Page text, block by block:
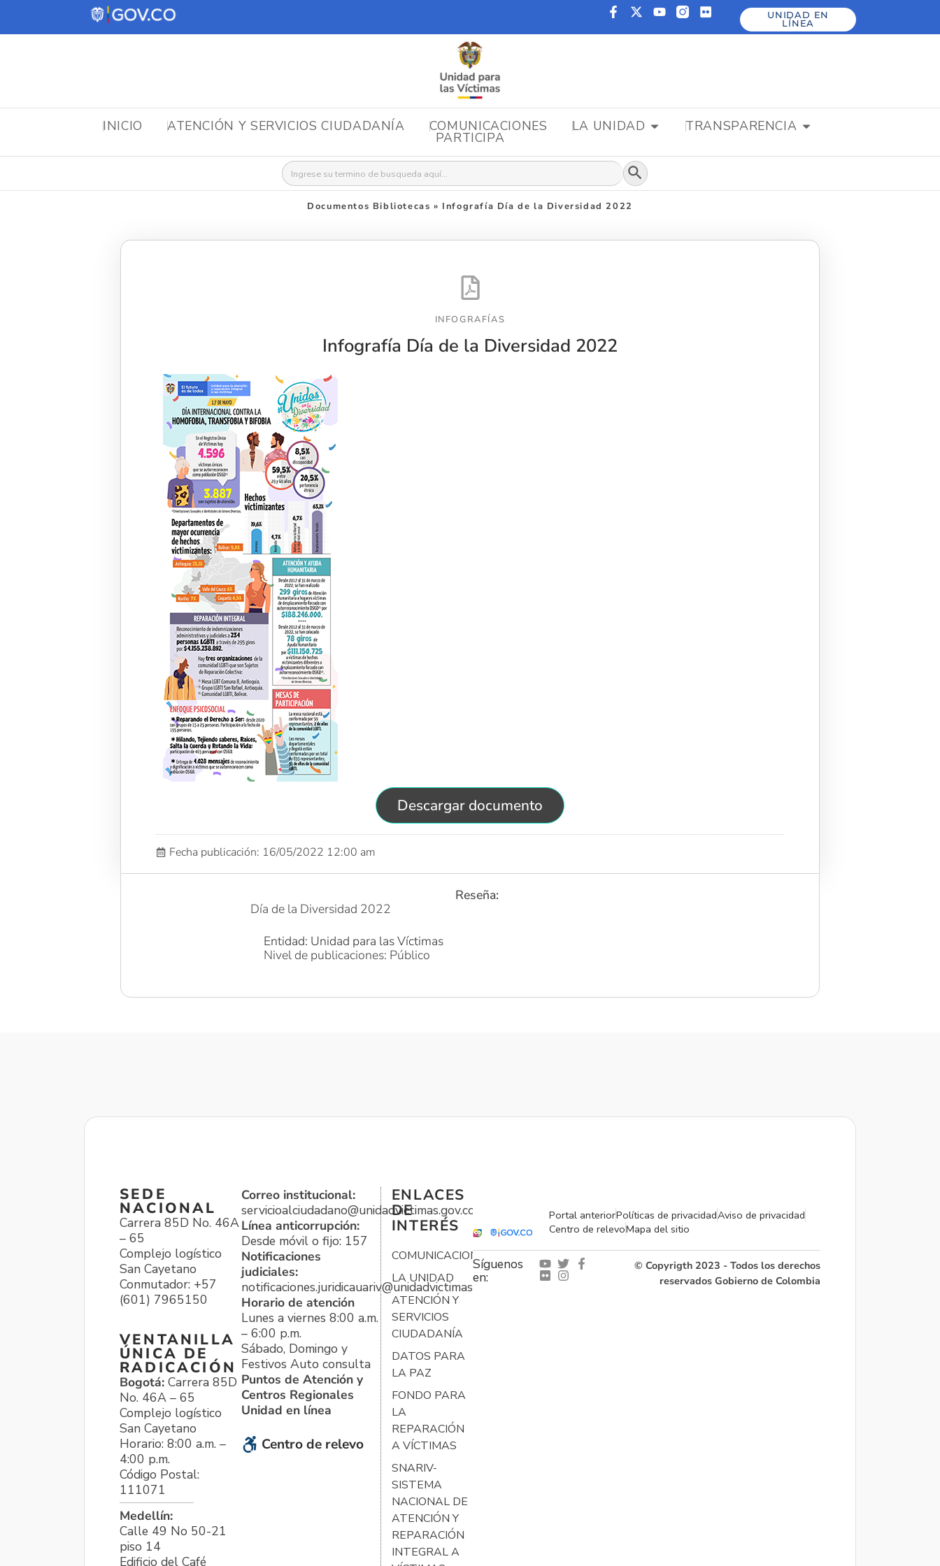
UNIDAD EN
LÍNEA
INICIO ATENCIÓN Y SERVICIOS CIUDADANÍA COMUNICACIONES LA UNIDAD TRANSPARENCIA
PARTICIPA
Buscar: Botón de búsqueda
Documentos Bibliotecas » Infografía Día de la Diversidad 2022
INFOGRAFÍAS
Infografía Día de la Diversidad 2022
Descargar documento
Fecha publicación: 16/05/2022 12:00 am
Reseña:
Día de la Diversidad 2022
Entidad: Unidad para las Víctimas
Nivel de publicaciones: Público
SEDE
NACIONAL
Carrera 85D No. 46A
– 65
Complejo logístico
San Cayetano
Conmutador: +57
(601) 7965150
VENTANILLA
ÚNICA DE
RADICACIÓN
Bogotá: Carrera 85D
No. 46A – 65
Complejo logístico
San Cayetano
Horario: 8:00 a.m. –
4:00 p.m.
Código Postal:
111071
Medellín:
Calle 49 No 50-21
piso 14
Edificio del Café
Correo institucional:
servicioalciudadano@unidadvictimas.gov.co
Línea anticorrupción:
Desde móvil o fijo: 157
Notificaciones
judiciales:
notificaciones.juridicauariv@unidadvictimas.gov.co
Horario de atención
Lunes a viernes 8:00 a.m.
– 6:00 p.m.
Sábado, Domingo y
Festivos Auto consulta
Puntos de Atención y
Centros Regionales
Unidad en línea
Centro de relevo
ENLACES
DE
INTERÉS
COMUNICACIONES
LA UNIDAD
ATENCIÓN Y
SERVICIOS
CIUDADANÍA
DATOS PARA
LA PAZ
FONDO PARA
LA
REPARACIÓN
A VÍCTIMAS
SNARIV-
SISTEMA
NACIONAL DE
ATENCIÓN Y
REPARACIÓN
INTEGRAL A
Portal anteriorPolíticas de privacidadAviso de privacidad
Centro de relevoMapa del sitio
Síguenos
en:
© Copyrigth 2023 - Todos los derechos
reservados Gobierno de Colombia